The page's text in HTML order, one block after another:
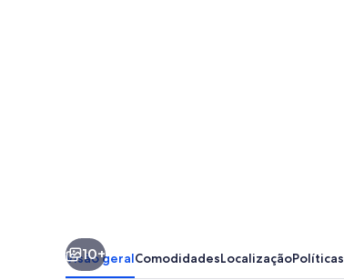
10+
Visão geralComodidadesLocalizaçãoPolíticas